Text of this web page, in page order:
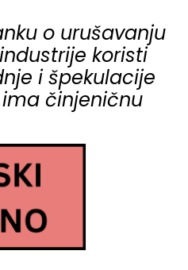
o urušavanju
koristi
i špekulacije
činjeničnu